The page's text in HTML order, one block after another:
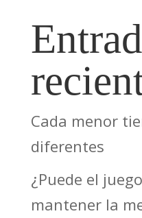
Cada menor
diferentes
¿Puede el
mantener la